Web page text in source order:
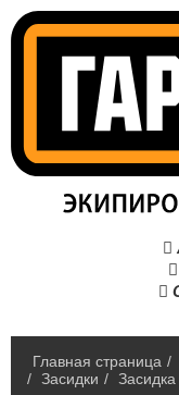



Главная страница /
/ Засидки /